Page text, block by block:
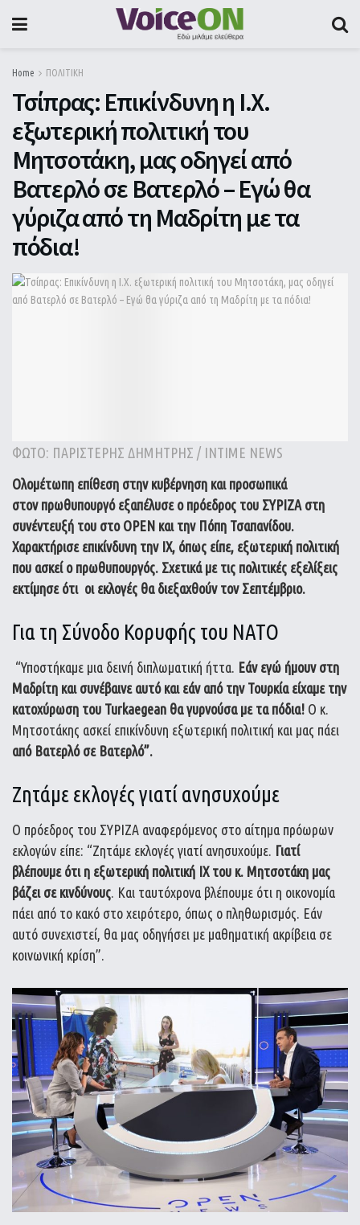
Home ΠΟΛΙΤΙΚΗ
Τσίπρας: Επικίνδυνη η Ι.Χ.
εξωτερική πολιτική του
Μητσοτάκη, μας οδηγεί από
Βατερλό σε Βατερλό – Εγώ θα
γύριζα από τη Μαδρίτη με τα
πόδια!
ΦΩΤΟ: ΠΑΡΙΣΤΕΡΗΣ ΔΗΜΗΤΡΗΣ / INTIME NEWS
Ολομέτωπη επίθεση στην κυβέρνηση και προσωπικά
στον πρωθυπουργό εξαπέλυσε ο πρόεδρος του ΣΥΡΙΖΑ στη
συνέντευξή του στο OPEN και την Πόπη Τσαπανίδου.
Χαρακτήρισε επικίνδυνη την ΙΧ, όπως είπε, εξωτερική πολιτική
που ασκεί ο πρωθυπουργός. Σχετικά με τις πολιτικές εξελίξεις
εκτίμησε ότι οι εκλογές θα διεξαχθούν τον Σεπτέμβριο.
Για τη Σύνοδο Κορυφής του ΝΑΤΟ
“Υποστήκαμε μια δεινή διπλωματική ήττα. Εάν εγώ ήμουν στη
Μαδρίτη και συνέβαινε αυτό και εάν από την Τουρκία είχαμε την
κατοχύρωση του Turkaegean θα γυρνούσα με τα πόδια! Ο κ.
Μητσοτάκης ασκεί επικίνδυνη εξωτερική πολιτική και μας πάει
από Βατερλό σε Βατερλό”.
Ζητάμε εκλογές γιατί ανησυχούμε
Ο πρόεδρος του ΣΥΡΙΖΑ αναφερόμενος στο αίτημα πρόωρων
εκλογών είπε: “Ζητάμε εκλογές γιατί ανησυχούμε. Γιατί
βλέπουμε ότι η εξωτερική πολιτική ΙΧ του κ. Μητσοτάκη μας
βάζει σε κινδύνους. Και ταυτόχρονα βλέπουμε ότι η οικονομία
πάει από το κακό στο χειρότερο, όπως ο πληθωρισμός. Εάν
αυτό συνεχιστεί, θα μας οδηγήσει με μαθηματική ακρίβεια σε
κοινωνική κρίση”.